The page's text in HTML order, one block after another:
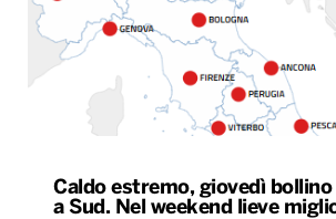
Caldo estremo, giovedì
a Sud. Nel weekend lieve